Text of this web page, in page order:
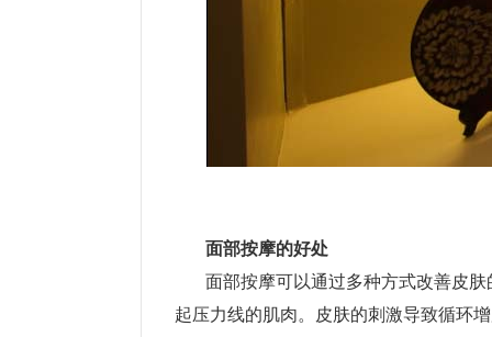
面部按摩的好处
面部按摩可以通过多种方式改善皮肤的外
起压力线的肌肉。皮肤的刺激导致循环增